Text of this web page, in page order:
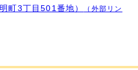
町3丁目501番地）
（外部リン